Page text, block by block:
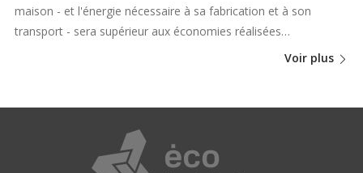
maison - et l'énergie nécessaire à sa fabrication et à son
transport - sera supérieur aux économies réalisées…
Voir plus